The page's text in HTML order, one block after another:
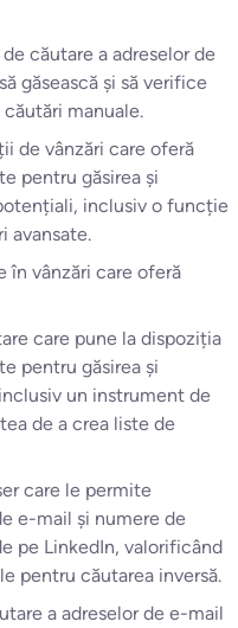
căutare a adreselor de
găsească și să verifice
manuale.
de vânzări care oferă
pentru găsirea și
inclusiv o funcție
avansate.
în vânzări care oferă
care pune la dispoziția
pentru găsirea și
un instrument de
de a crea liste de
care le permite
e-mail și numere de
pe LinkedIn, valorificând
pentru căutarea inversă.
a adreselor de e-mail